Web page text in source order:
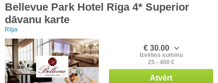
Bellevue Park Hotel Riga 4* Superior
dāvanu karte
Rīga
€ 30.00
Izvēlies summu
25 - 400 €
Atvērt